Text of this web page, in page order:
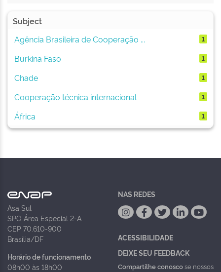
Subject
Agência Brasileira de Cooperação ...
1
Burkina Faso 1
Chade 1
Cooperação técnica internacional 1
África 1
Asa Sul
SPO Área Especial 2-A
CEP 70.610-900
Brasília/DF
Horário de funcionamento
08h00 às 18h00
NAS REDES
ACESSIBILIDADE
DEIXE SEU FEEDBACK
Compartilhe conoscose nossos